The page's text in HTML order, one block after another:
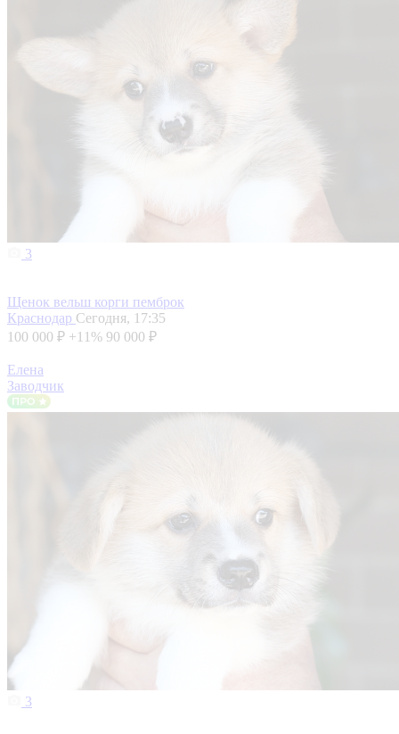
3
Щенок вельш корги пемброк
Краснодар Сегодня, 17:35
100 000 ₽ +11% 90 000 ₽
Елена
Заводчик
3